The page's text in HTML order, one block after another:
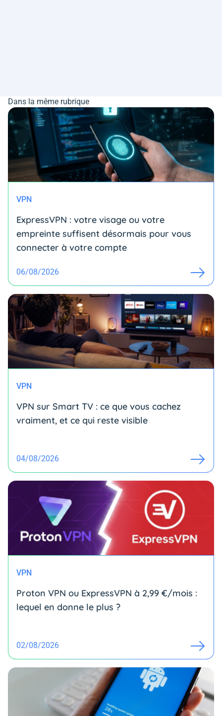
Dans la même rubrique
VPN
ExpressVPN : votre visage ou votre
empreinte suffisent désormais pour vous
connecter à votre compte
06/08/2026
VPN
VPN sur Smart TV : ce que vous cachez
vraiment, et ce qui reste visible
04/08/2026
VPN
Proton VPN ou ExpressVPN à 2,99 €/mois :
lequel en donne le plus ?
02/08/2026